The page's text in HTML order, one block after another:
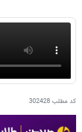
کد مطلب302428